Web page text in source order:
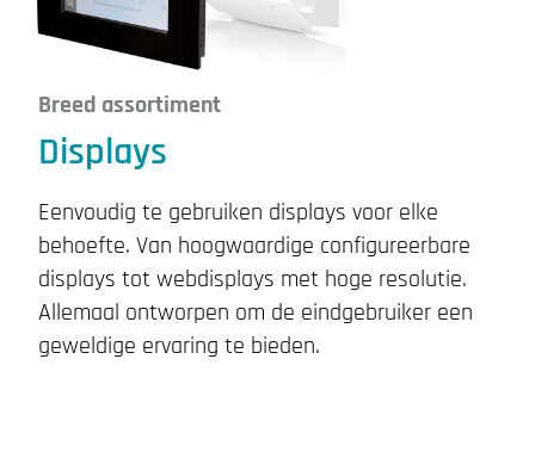
Breed assortiment
Displays
Eenvoudig te gebruiken displays voor elke
behoefte. Van hoogwaardige configureerbare
displays tot webdisplays met hoge resolutie.
Allemaal ontworpen om de eindgebruiker een
geweldige ervaring te bieden.